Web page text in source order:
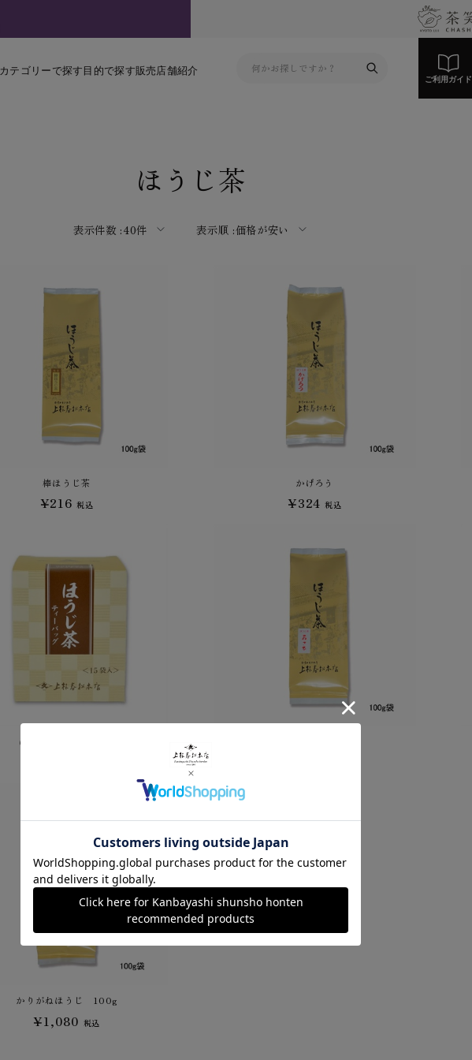
カテゴリーで探す目的で探す販売店舗紹介
ご利用ガイド
ほうじ茶
表示件数 :40件 表示順 :価格が安い
棒ほうじ茶
¥216税込
かげろう
¥324 税込
ほうじ茶ティーバッグ
かりがねほうじ 100g
¥1,080 税込